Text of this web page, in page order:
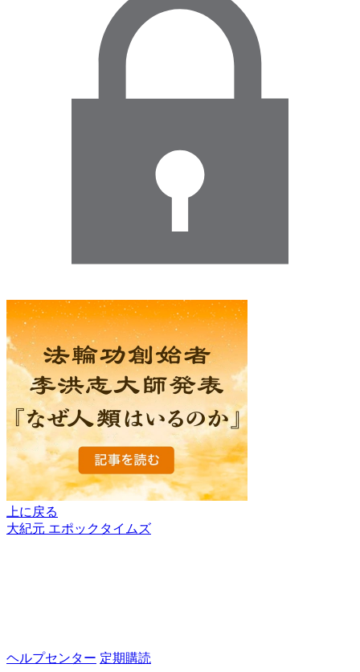
上に戻る
大紀元 エポックタイムズ
ヘルプセンター 定期購読